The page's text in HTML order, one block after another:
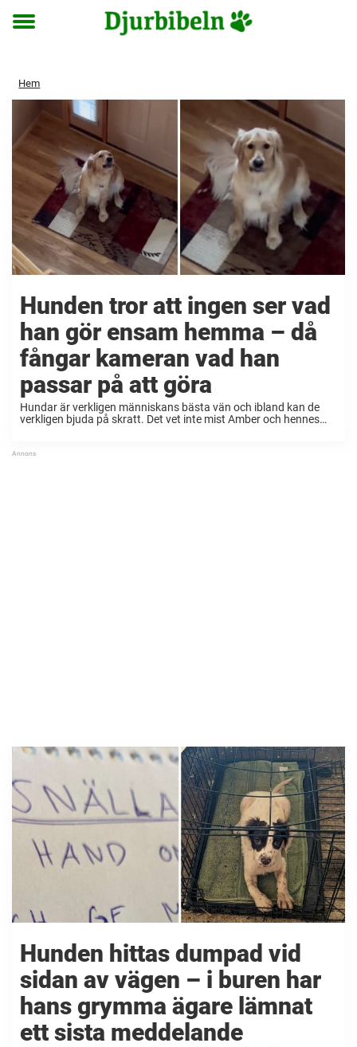
Toggle
Hem
Hunden tror att ingen ser vad
han gör ensam hemma – då
fångar kameran vad han
passar på att göra
Hundar är verkligen människans bästa vän och ibland kan de
verkligen bjuda på skratt. Det vet inte mist Amber och hennes
Hunden hittas dumpad vid
sidan av vägen – i buren har
hans grymma ägare lämnat
ett sista meddelande